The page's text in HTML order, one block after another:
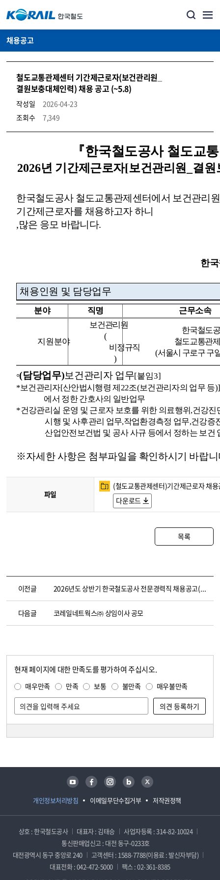
채용공고
철도교통관제센터 기간제근로자(보건관리원_
결원보충대체인력) 채용 공고 (~5.8)
작성일
2026-04-23
조회수
7,349
코레일소개_경영공시_채용공고 상세보기 – 내용, 파일, 담당자 연락처로 구성
『한국철도공사 철도교
2026년 기간제근로자[보건관리원 _결
한국철도공사 철도교통관제센터에서 보건관리
기간제근로자를 채용하고자 하니
,많은 응모 바랍니다.
한
채용인원 및 담당업무
분야 직명 근무소속
지원분야
보건관리원
(
비정규직
)
한국철도
철도교통관
(서울시 구로구 구
◦(담당업무)보건관리자 업무[붙임3]
*보건관리자[산안법시행령 제22조(보건관리자의 업무 등)]
에서 정한 간호사의 일반업무
*건강관리실 운영 및 근로자 보호를 위한 의료행위,건강진
시행 및 사후관리 업무,작업환경측정 업무,건강증
산업안전보건법 및 공사 사규 등에서 정하는 보건
※자세한 사항은 첨부파일을 확인하시기 바랍
파일
(철도교통관제센터)기간제근로자 채
다운로드
목록
이전글 2026년도 상반기 한국철도공사 전문경력직 채용공고(~3.18. 14:00)
다음글 코레일네트웍스㈜ 상임이사 공모
현재 페이지에 대한 만족도를 평가하여 주십시오.
매우만족 만족 보통 불만족 매우불만족
개인정보처리방침 이메일무단수집거부 저작권정책
유튜브 페이스북 인스타그램 블로그 트위터
상호 : 한국철도공사 대표자 : 김태승
사업자등록 : 314-82-10024
통신판매업신고 : 대전 동구-0233호
대전광역시 동구 중앙로 240
고객센터 : 1588-7788(이용료 : 발신자부담)
대표전화 : 042-472-5000
팩스 : 02-361-8385